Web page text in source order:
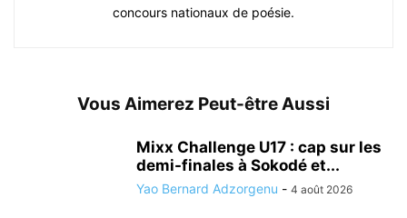
concours nationaux de poésie.
Vous Aimerez Peut-être Aussi
Mixx Challenge U17 : cap sur les
demi-finales à Sokodé et...
Yao Bernard Adzorgenu - 4 août 2026